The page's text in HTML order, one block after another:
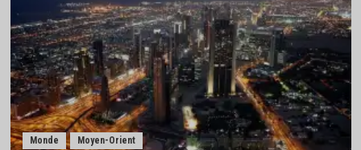
Monde Moyen-Orient